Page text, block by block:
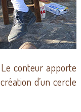
conteur apporte
d’un cercle